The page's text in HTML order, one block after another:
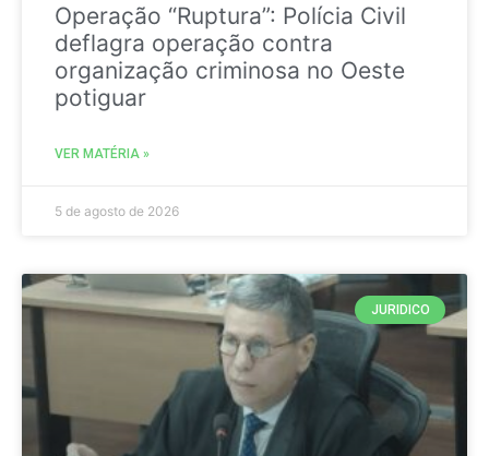
Operação “Ruptura”: Polícia Civil
deflagra operação contra
organização criminosa no Oeste
potiguar
VER MATÉRIA »
5 de agosto de 2026
JURIDICO